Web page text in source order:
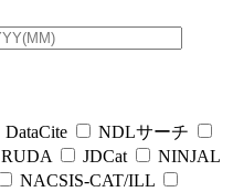
DataCite
NDLサーチ
RUDA JDCat
NINJAL
NACSIS-CAT/ILL